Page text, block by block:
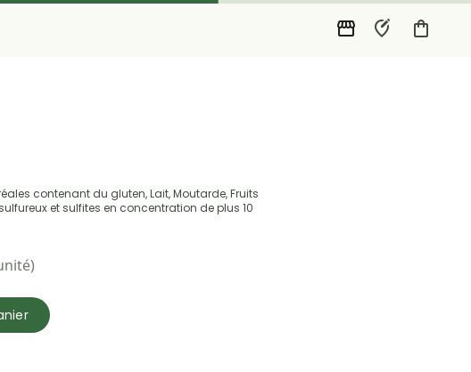
contenant du gluten, Lait, Moutarde, Fruits
et sulfites en concentration de plus 10